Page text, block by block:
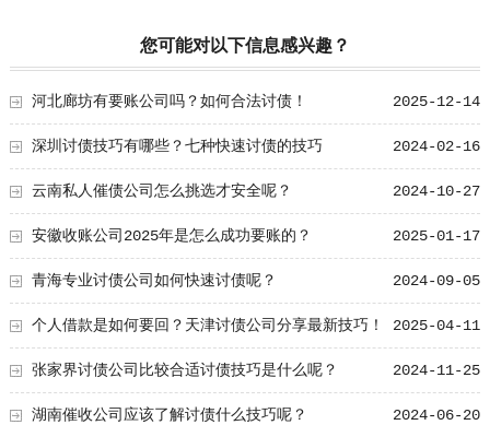
您可能对以下信息感兴趣？
2025-12-14
河北廊坊有要账公司吗？如何合法讨债！
2024-02-16
深圳讨债技巧有哪些？七种快速讨债的技巧
2024-10-27
云南私人催债公司怎么挑选才安全呢？
2025-01-17
安徽收账公司2025年是怎么成功要账的？
2024-09-05
青海专业讨债公司如何快速讨债呢？
2025-04-11
个人借款是如何要回？天津讨债公司分享最新技巧！
2024-11-25
张家界讨债公司比较合适讨债技巧是什么呢？
2024-06-20
湖南催收公司应该了解讨债什么技巧呢？